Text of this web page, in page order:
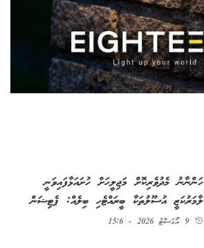
ހަންނާނު މެދުވެރިކޮށް މަޖިލީހަށް ހުށައަޅާފައިވަނީ
ލާމަރުކަޒީ އުސޫލުތަކާ ބީރައްޓެހި ބިލެއް: ޕެޓިޝަން
9 އޯގަސްޓު 2026 - 15:6